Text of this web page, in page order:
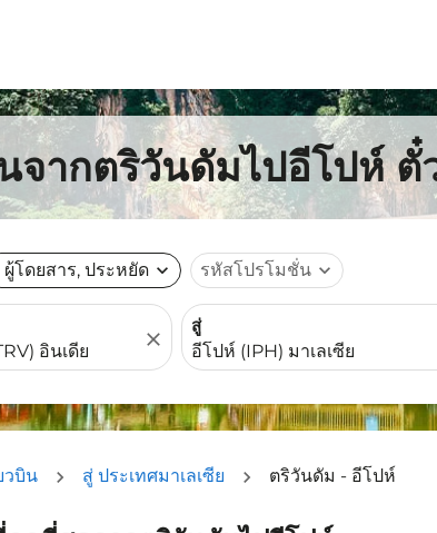
จากตริวันดัมไปอีโปห์
ผู้โดยสาร, ประหยัด expand_more รหัสโปรโมชั่น expand_more
close
สู่
วบิน สู่ ประเทศมาเลเซีย ตริวันดัม - อีโปห์